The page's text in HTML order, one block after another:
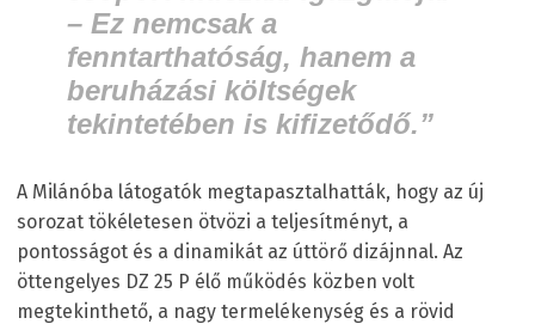
– Ez nemcsak a
fenntarthatóság, hanem a
beruházási költségek
tekintetében is kifizetődő.”
A Milánóba látogatók megtapasztalhatták, hogy az új
sorozat tökéletesen ötvözi a teljesítményt, a
pontosságot és a dinamikát az úttörő dizájnnal. Az
öttengelyes DZ 25 P élő működés közben volt
megtekinthető, a nagy termelékenység és a rövid